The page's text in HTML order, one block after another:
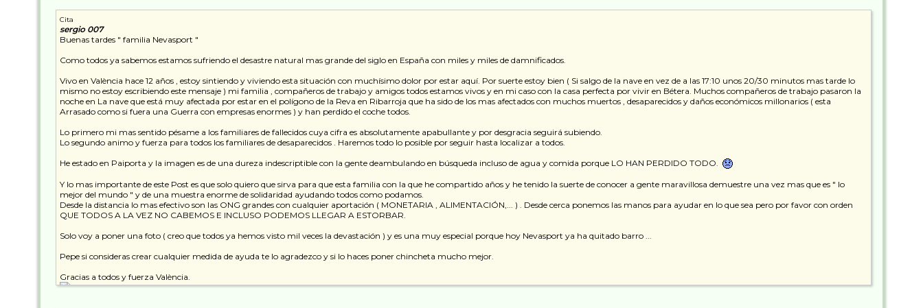
Cita
sergio 007
Buenas tardes " familia Nevasport "
Como todos ya sabemos estamos sufriendo el desastre natural mas grande del siglo en España con miles y miles de damnificados.
Vivo en València hace 12 años , estoy sintiendo y viviendo esta situación con muchísimo dolor por estar aquí. Por suerte estoy bien ( Si salgo de la nave en vez de a las 17:10 unos 20/30 minutos mas tarde lo
mismo no estoy escribiendo este mensaje ) mi familia , compañeros de trabajo y amigos todos estamos vivos y en mi caso con la casa perfecta por vivir en Bétera. Muchos compañeros de trabajo pasaron la
noche en La nave que está muy afectada por estar en el polígono de la Reva en Ribarroja que ha sido de los mas afectados con muchos muertos , desaparecidos y daños económicos millonarios ( esta
Arrasado como si fuera una Guerra con empresas enormes ) y han perdido el coche todos.
Lo primero mi mas sentido pésame a los familiares de fallecidos cuya cifra es absolutamente apabullante y por desgracia seguirá subiendo.
Lo segundo animo y fuerza para todos los familiares de desaparecidos . Haremos todo lo posible por seguir hasta localizar a todos.
He estado en Paiporta y la imagen es de una dureza indescriptible con la gente deambulando en búsqueda incluso de agua y comida porque LO HAN PERDIDO TODO.
Y lo mas importante de este Post es que solo quiero que sirva para que esta familia con la que he compartido años y he tenido la suerte de conocer a gente maravillosa demuestre una vez mas que es " lo
mejor del mundo " y de una muestra enorme de solidaridad ayudando todos como podamos.
Desde la distancia lo mas efectivo son las ONG grandes con cualquier aportación ( MONETARIA , ALIMENTACIÓN,... ) . Desde cerca ponemos las manos para ayudar en lo que sea pero por favor con orden
QUE TODOS A LA VEZ NO CABEMOS E INCLUSO PODEMOS LLEGAR A ESTORBAR.
Solo voy a poner una foto ( creo que todos ya hemos visto mil veces la devastación ) y es una muy especial porque hoy Nevasport ya ha quitado barro ...
Pepe si consideras crear cualquier medida de ayuda te lo agradezco y si lo haces poner chincheta mucho mejor.
Gracias a todos y fuerza València.